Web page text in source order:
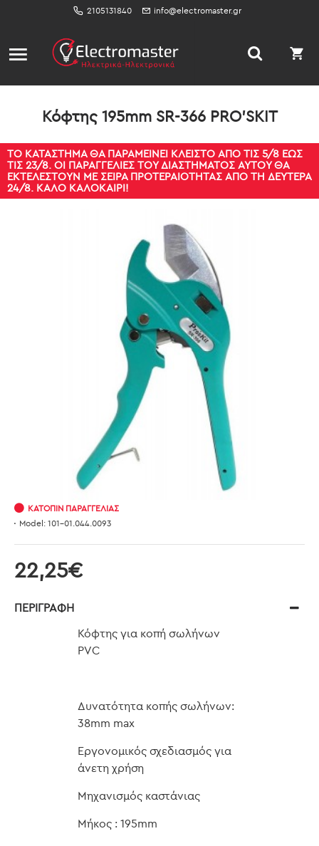
2105131840 info@electromaster.gr
Κόφτης 195mm SR-366 PRO'SKIT
ΤΟ ΚΑΤΆΣΤΗΜΑ ΘΑ ΠΑΡΑΜΕΊΝΕΙ ΚΛΕΙΣΤΌ ΑΠΌ ΤΙΣ 5/8 ΈΩΣ
ΤΙΣ 23/8. ΟΙ ΠΑΡΑΓΓΕΛΊΕΣ ΤΟΥ ΔΙΑΣΤΉΜΑΤΟΣ ΑΥΤΟΎ ΘΑ
ΕΚΤΕΛΕΣΤΟΎΝ ΜΕ ΣΕΙΡΆ ΠΡΟΤΕΡΑΙΌΤΗΤΑΣ ΑΠΌ ΤΗ ΔΕΥΤΈΡΑ
24/8. ΚΑΛΌ ΚΑΛΟΚΑΊΡΙ!
22,25€
ΚΑΤΌΠΙΝ ΠΑΡΑΓΓΕΛΊΑΣ
Model: 101-01.044.0093
ΠΕΡΙΓΡΑΦΉ
Κόφτης για κοπή σωλήνων
PVC
Δυνατότητα κοπής σωλήνων:
38mm max
Εργονομικός σχεδιασμός για
άνετη χρήση
Μηχανισμός καστάνιας
Μήκος : 195mm